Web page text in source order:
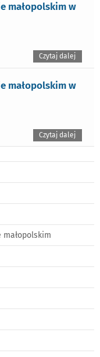
małopolskim w
Czytaj dalej
małopolskim w
Czytaj dalej